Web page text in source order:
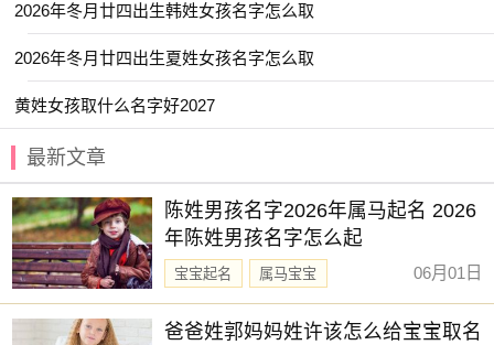
【子璎】 【昀遥】 【亦闲】 【尹黎】
【湘灵】 【畅霏】 【羽阳】 【以晗】
【惜颜】 【新亭】 【棠姗】 【梦溪】
【璟芊】 【金莹】 【琪筝】 【伊然】
【林霏】 【晴羽】 【晨雅】 【忆君】
【日晞】 【金卿】 【舒玥】 【嘉彦】
【乐淳】 【金慧】 【屹瑶】 【锦容】
【琳紫】 【舒悦】 【霞姝】 【宣霖】
【艺茹】 【晶菲】 【梦言】 【艺谨】
2026年冬月廿四出生韩姓女孩名字怎么取
2026年冬月廿四出生夏姓女孩名字怎么取
黄姓女孩取什么名字好2027
最新文章
陈姓男孩名字2026年属马起名 2026
年陈姓男孩名字怎么起
宝宝起名
属马宝宝
新生儿取名
06月01日
爸爸姓郭妈妈姓许该怎么给宝宝取名